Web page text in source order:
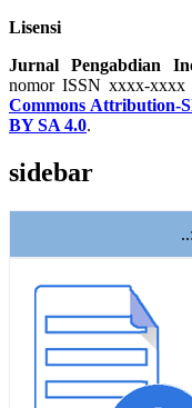
Lisensi
Jurnal Pengabdian
nomor ISSN xxxx-xxxx
Commons Attribution-
BY SA 4.0.
sidebar